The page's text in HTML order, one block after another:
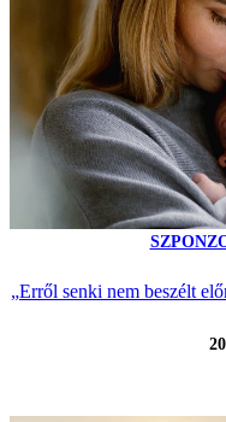
„Erről senki nem beszélt